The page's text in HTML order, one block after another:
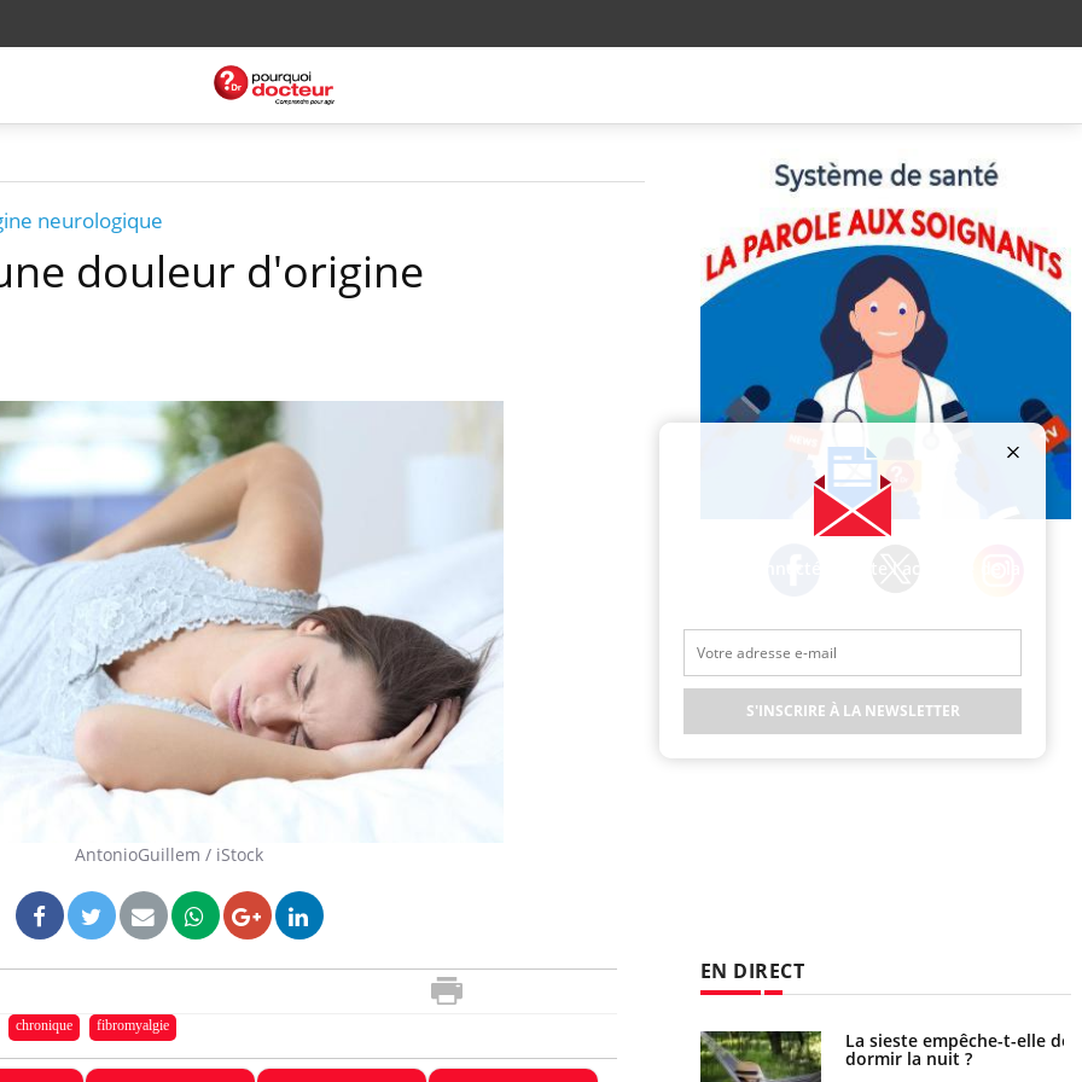
neurologique
douleur d'origine
AntonioGuillem / iStock
chronique fibromyalgie
EN DIRECT
Comment oublier les
écrans en vacances ? West Nile : que se passe-t-
il dans le sud de la France ?
La sieste empêche-t-elle de
dormir la nuit ?
S'INSCRIRE À LA NEWSLETTER